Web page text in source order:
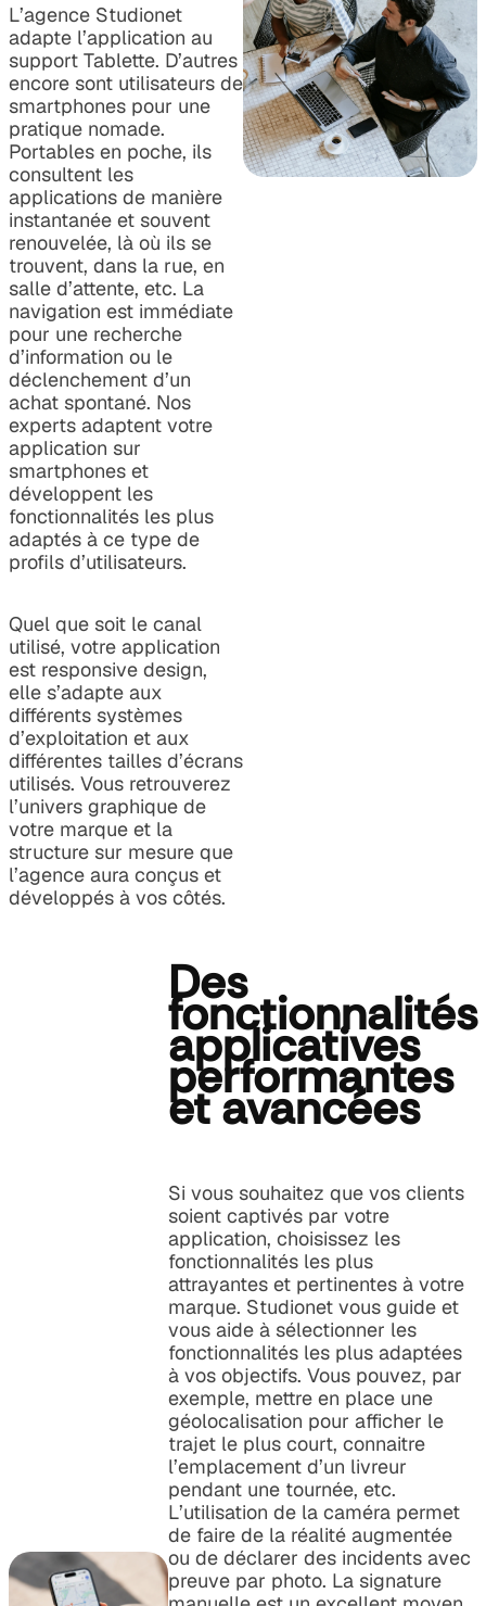
L’agence Studionet
adapte l’application au
support Tablette. D’autres
encore sont utilisateurs de
smartphones pour une
pratique nomade.
Portables en poche, ils
consultent les
applications de manière
instantanée et souvent
renouvelée, là où ils se
trouvent, dans la rue, en
salle d’attente, etc. La
navigation est immédiate
pour une recherche
d’information ou le
déclenchement d’un
achat spontané. Nos
experts adaptent votre
application sur
smartphones et
développent les
fonctionnalités les plus
adaptés à ce type de
profils d’utilisateurs.
Quel que soit le canal
utilisé, votre application
est responsive design,
elle s’adapte aux
différents systèmes
d’exploitation et aux
différentes tailles d’écrans
utilisés. Vous retrouverez
l’univers graphique de
votre marque et la
structure sur mesure que
l’agence aura conçus et
développés à vos côtés.
Des
fonctionnalités
applicatives
performantes
et avancées
Si vous souhaitez que vos clients
soient captivés par votre
application, choisissez les
fonctionnalités les plus
attrayantes et pertinentes à votre
marque. Studionet vous guide et
vous aide à sélectionner les
fonctionnalités les plus adaptées
à vos objectifs. Vous pouvez, par
exemple, mettre en place une
géolocalisation pour afficher le
trajet le plus court, connaitre
l’emplacement d’un livreur
pendant une tournée, etc.
L’utilisation de la caméra permet
de faire de la réalité augmentée
ou de déclarer des incidents avec
preuve par photo. La signature